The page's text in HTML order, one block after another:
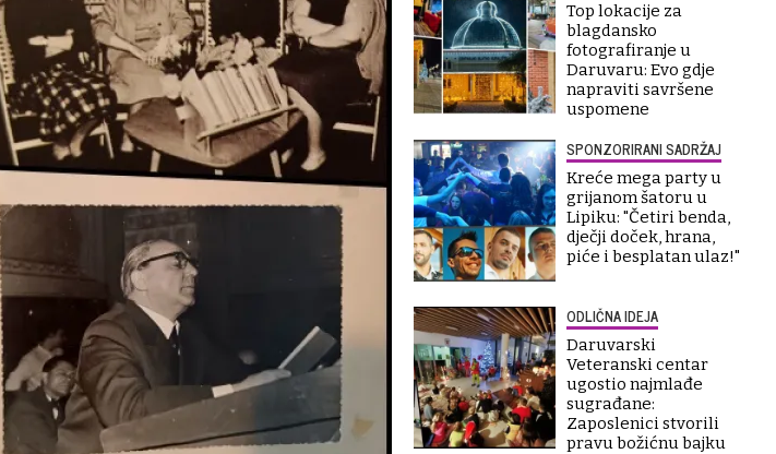
Top lokacije za
blagdansko
fotografiranje u
Daruvaru: Evo gdje
napraviti savršene
uspomene
SPONZORIRANI SADRŽAJ
Kreće mega party u
grijanom šatoru u
Lipiku: "Četiri benda,
dječji doček, hrana,
piće i besplatan ulaz!"
ODLIČNA IDEJA
Daruvarski
Veteranski centar
ugostio najmlađe
sugrađane:
Zaposlenici stvorili
pravu božićnu bajku